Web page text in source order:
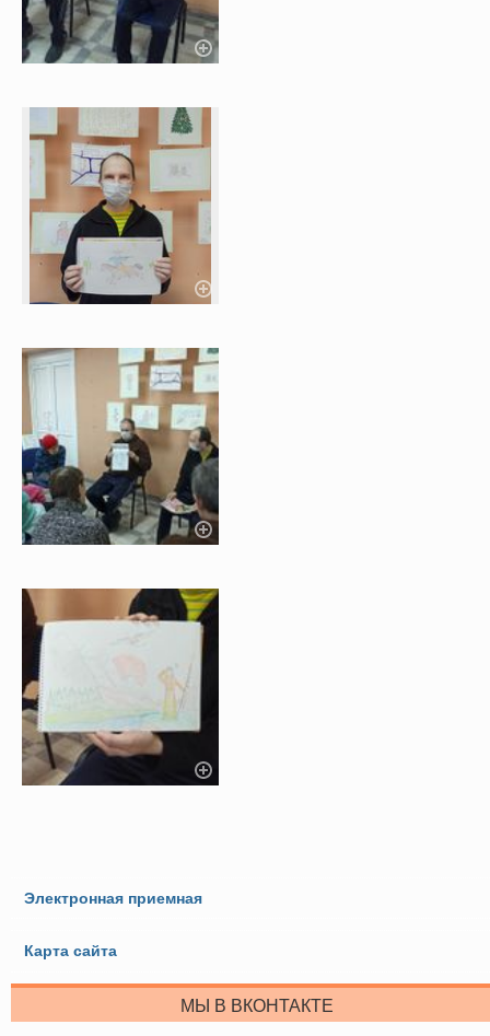
Электронная приемная
Карта сайта
МЫ В ВКОНТАКТЕ